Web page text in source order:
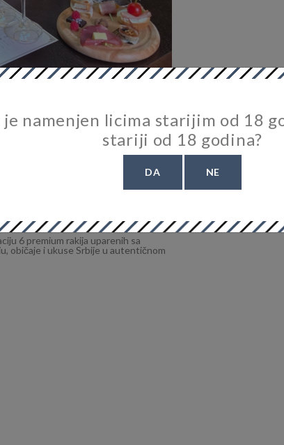
Rakija Tasting in
Rakijas Paired With
Experience In The Heart
6 premium rakija uparenih sa
običaje i ukuse Srbije u autentičnom
je namenjen licima starijim od 18
stariji od 18 godina?
DA NE